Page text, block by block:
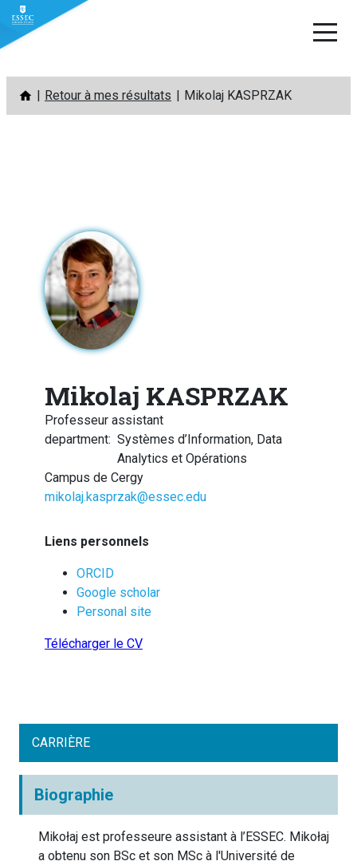
Aller
contenu
Retour à mes résultats Mikolaj KASPRZAK
Mikolaj KASPRZAK
Professeur assistant
department: Systèmes d’Information, Data
Analytics et Opérations
Campus de Cergy
mikolaj.kasprzak@essec.edu
Liens personnels
ORCID
Google scholar
Personal site
Télécharger le CV
CARRIÈRE
Biographie
Mikołaj est professeure assistant à l’ESSEC. Mikołaj
a obtenu son BSc et son MSc à l'Université de